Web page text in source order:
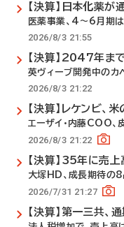
【決算】日本化薬
医薬事業、4～6月期
2026/8/3 21:55
【決算】2047年ま
英ヴィーブ開発中のカ
2026/8/3 21:22
【決算】レケンビ、
エーザイ・内藤COO、
2026/8/3 21:22
【決算】35年に売
大塚HD、成長期待の
2026/7/31 21:27
【決算】第一三共、